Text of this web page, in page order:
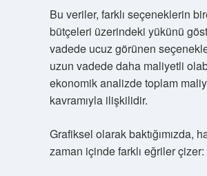
Bu veriler, farklı seçeneklerin
bütçeleri üzerindeki yükünü
vadede ucuz görünen
uzun vadede daha maliyetli
ekonomik analizde toplam
kavramıyla ilişkilidir.
Grafiksel olarak baktığımızda,
zaman içinde farklı eğriler çizer: